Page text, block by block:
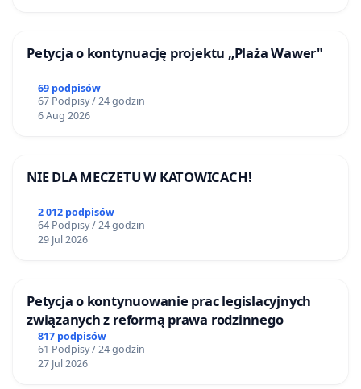
Petycja o kontynuację projektu „Plaża Wawer"
69 podpisów
67 Podpisy / 24 godzin
6 Aug 2026
NIE DLA MECZETU W KATOWICACH!
2 012 podpisów
64 Podpisy / 24 godzin
29 Jul 2026
Petycja o kontynuowanie prac legislacyjnych
związanych z reformą prawa rodzinnego
817 podpisów
61 Podpisy / 24 godzin
27 Jul 2026